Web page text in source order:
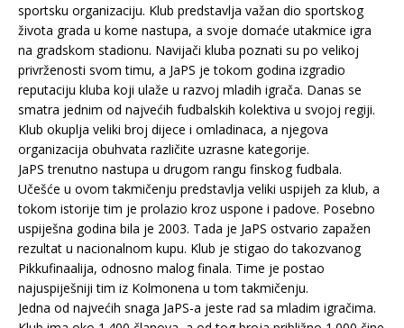
sportsku organizaciju. Klub predstavlja važan dio sportskog
života grada u kome nastupa, a svoje domaće utakmice igra
na gradskom stadionu. Navijači kluba poznati su po velikoj
privrženosti svom timu, a JaPS je tokom godina izgradio
reputaciju kluba koji ulaže u razvoj mladih igrača. Danas se
smatra jednim od najvećih fudbalskih kolektiva u svojoj regiji.
Klub okuplja veliki broj dijece i omladinaca, a njegova
organizacija obuhvata različite uzrasne kategorije.
JaPS trenutno nastupa u drugom rangu finskog fudbala.
Učešće u ovom takmičenju predstavlja veliki uspijeh za klub, a
tokom istorije tim je prolazio kroz uspone i padove. Posebno
uspiješna godina bila je 2003. Tada je JaPS ostvario zapažen
rezultat u nacionalnom kupu. Klub je stigao do takozvanog
Pikkufinaalija, odnosno malog finala. Time je postao
najuspiješniji tim iz Kolmonena u tom takmičenju.
Jedna od najvećih snaga JaPS-a jeste rad sa mladim igračima.